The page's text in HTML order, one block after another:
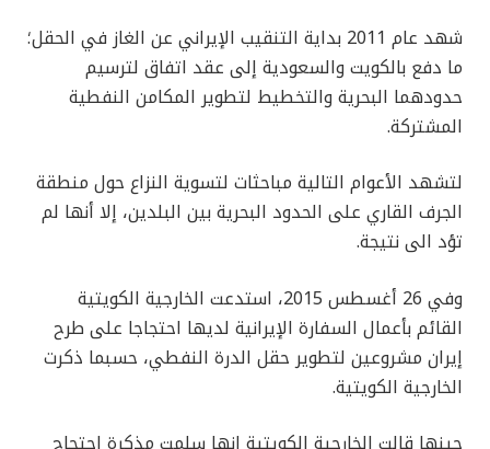
شهد عام 2011 بداية التنقيب الإيراني عن الغاز في الحقل؛
ما دفع بالكويت والسعودية إلى عقد اتفاق لترسيم
حدودهما البحرية والتخطيط لتطوير المكامن النفطية
المشتركة.
لتشهد الأعوام التالية مباحثات لتسوية النزاع حول منطقة
الجرف القاري على الحدود البحرية بين البلدين، إلا أنها لم
تؤد الى نتيجة.
وفي 26 أغسطس 2015، استدعت الخارجية الكويتية
القائم بأعمال السفارة الإيرانية لديها احتجاجا على طرح
إيران مشروعين لتطوير حقل الدرة النفطي، حسبما ذكرت
الخارجية الكويتية.